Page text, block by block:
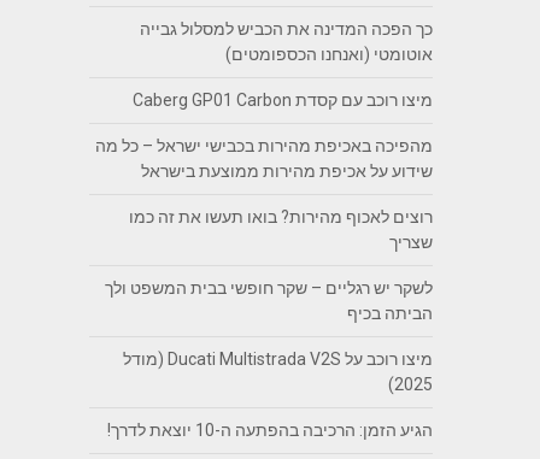
כך הפכה המדינה את הכביש למסלול גבייה
אוטומטי (ואנחנו הכספומטים)
מיצו רוכב עם קסדת Caberg GP01 Carbon
מהפיכה באכיפת מהירות בכבישי ישראל – כל מה
שידוע על אכיפת מהירות ממוצעת בישראל
רוצים לאכוף מהירות? בואו תעשו את זה כמו
שצריך
לשקר יש רגליים – שקר חופשי בבית המשפט ולך
הביתה בכיף
מיצו רוכב על Ducati Multistrada V2S (מודל
2025)
הגיע הזמן: הרכיבה בהפתעה ה-10 יוצאת לדרך!